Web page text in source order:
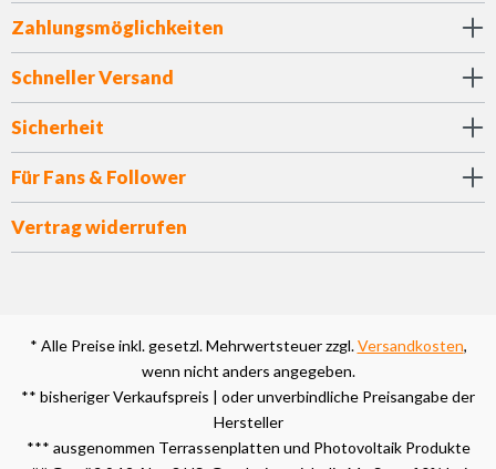
Zahlungsmöglichkeiten
Schneller Versand
Sicherheit
Für Fans & Follower
Vertrag widerrufen
* Alle Preise inkl. gesetzl. Mehrwertsteuer zzgl.Versandkosten,
wenn nicht anders angegeben.
** bisheriger Verkaufspreis | oder unverbindliche Preisangabe der
Hersteller
*** ausgenommen Terrassenplatten und Photovoltaik Produkte